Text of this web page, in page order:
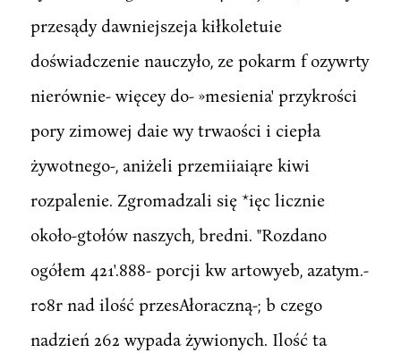
przesądy dawniejszeja kiłkoletuie
doświadczenie nauczyło, ze pokarm f ozywrty
nierównie- więcey do- »mesienia' przykrości
pory zimowej daie wy trwaości i ciepła
żywotnego-, aniżeli przemiiaiąre kiwi
rozpalenie. Zgromadzali się *ięc licznie
około-gtołów naszych, bredni. "Rozdano
ogółem 421'.888- porcji kw artowyeb, azatym.-
r08r nad ilość przesAłoraczną-; b czego
nadzień 262 wypada żywionych. Ilość ta